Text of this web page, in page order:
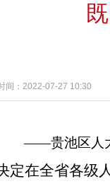
间：2022-07-27 10:30
——贵池区人
定在全省各级